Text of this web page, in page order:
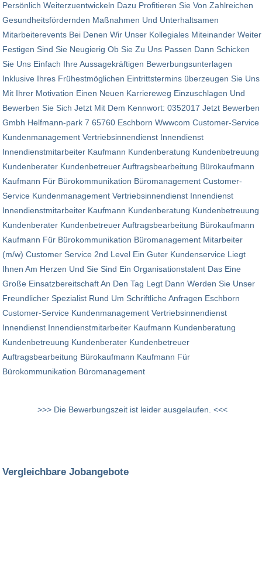
Persönlich Weiterzuentwickeln Dazu Profitieren Sie Von Zahlreichen
Gesundheitsfördernden Maßnahmen Und Unterhaltsamen
Mitarbeiterevents Bei Denen Wir Unser Kollegiales Miteinander Weiter
Festigen Sind Sie Neugierig Ob Sie Zu Uns Passen Dann Schicken
Sie Uns Einfach Ihre Aussagekräftigen Bewerbungs­unterlagen
Inklusive Ihres Frühestmöglichen Eintrittstermins überzeugen Sie Uns
Mit Ihrer Motivation Einen Neuen Karriereweg Einzuschlagen Und
Bewerben Sie Sich Jetzt Mit Dem Kennwort: 0352017 Jetzt Bewerben
Gmbh Helfmann-park 7 65760 Eschborn Wwwcom Customer-Service
Kundenmanagement Vertriebsinnendienst Innendienst
Innendienstmitarbeiter Kaufmann Kundenberatung Kundenbetreuung
Kundenberater Kundenbetreuer Auftragsbearbeitung Bürokaufmann
Kaufmann Für Bürokommunikation Büromanagement Customer-
Service Kundenmanagement Vertriebsinnendienst Innendienst
Innendienstmitarbeiter Kaufmann Kundenberatung Kundenbetreuung
Kundenberater Kundenbetreuer Auftragsbearbeitung Bürokaufmann
Kaufmann Für Bürokommunikation Büromanagement Mitarbeiter
(m/w) Customer Service 2nd Level Ein Guter Kundenservice Liegt
Ihnen Am Herzen Und Sie Sind Ein Organisationstalent Das Eine
Große Einsatzbereitschaft An Den Tag Legt Dann Werden Sie Unser
Freundlicher Spezialist Rund Um Schriftliche Anfragen Eschborn
Customer-Service Kundenmanagement Vertriebsinnendienst
Innendienst Innendienstmitarbeiter Kaufmann Kundenberatung
Kundenbetreuung Kundenberater Kundenbetreuer
Auftragsbearbeitung Bürokaufmann Kaufmann Für
Bürokommunikation Büromanagement
>>> Die Bewerbungszeit ist leider ausgelaufen. <<<
Vergleichbare Jobangebote